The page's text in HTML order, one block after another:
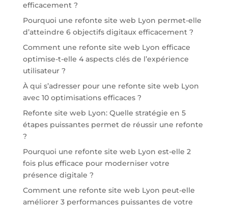
efficacement ?
Pourquoi une refonte site web Lyon permet-elle
d’atteindre 6 objectifs digitaux efficacement ?
Comment une refonte site web Lyon efficace
optimise-t-elle 4 aspects clés de l’expérience
utilisateur ?
À qui s’adresser pour une refonte site web Lyon
avec 10 optimisations efficaces ?
Refonte site web Lyon: Quelle stratégie en 5
étapes puissantes permet de réussir une refonte
?
Pourquoi une refonte site web Lyon est-elle 2
fois plus efficace pour moderniser votre
présence digitale ?
Comment une refonte site web Lyon peut-elle
améliorer 3 performances puissantes de votre